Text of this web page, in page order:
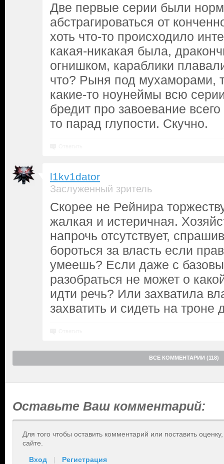
Две первые серии были
абстрагироваться от
хоть что-то происходило
какая-никакая была,
огнишком, караблики
что? Рыня под мухаморами,
какие-то ноунеймы всю
бредит про завоевание
то парад глупости. Скучно.
l1kv1dator
Заслуженный зритель
Скорее не Рейнира
жалкая и истеричная.
напрочь отсутствует,
бороться за власть если
умеешь? Если даже с
разобраться не может о
идти речь? Или захватила
захватить и сидеть на троне
ВСЕ КОММЕНТАРИИ (118)
Оставьте Ваш комментарий:
Для того чтобы оставить комментарий или поставить
сайте.
Вход | Регистрация